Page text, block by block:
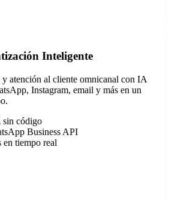
Inteligente
y atención al cliente omnicanal con IA
Instagram, email y más en un
sin código
Business API
tiempo real